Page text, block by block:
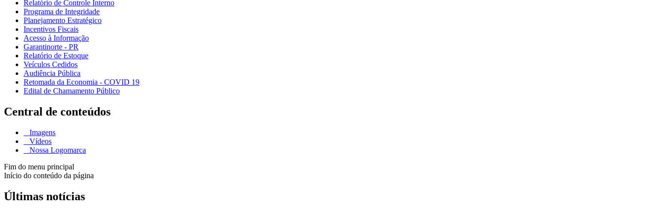
Relatório de Controle Interno
Programa de Integridade
Planejamento Estratégico
Incentivos Fiscais
Acesso à Informação
Garantinorte - PR
Relatório de Estoque
Veículos Cedidos
Audiência Pública
Retomada da Economia - COVID 19
Edital de Chamamento Público
Central de conteúdos
Imagens
Vídeos
Nossa Logomarca
Fim do menu principal
Início do conteúdo da página
Últimas notícias